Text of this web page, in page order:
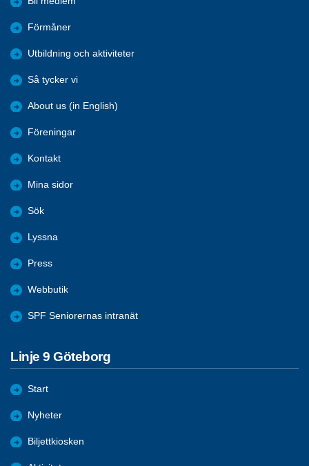
Förmåner
Utbildning och aktiviteter
Så tycker vi
About us (in English)
Föreningar
Kontakt
Mina sidor
Sök
Lyssna
Press
Webbutik
SPF Seniorernas intranät
Linje 9 Göteborg
Start
Nyheter
Biljettkiosken